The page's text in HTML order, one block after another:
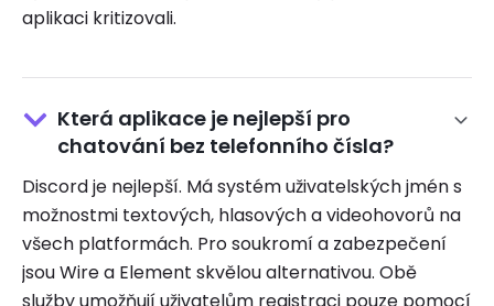
aplikaci kritizovali.
Která aplikace je nejlepší pro
chatování bez telefonního čísla?
Discord je nejlepší. Má systém uživatelských jmén s
možnostmi textových, hlasových a videohovorů na
všech platformách. Pro soukromí a zabezpečení
jsou Wire a Element skvělou alternativou. Obě
služby umožňují uživatelům registraci pouze pomocí